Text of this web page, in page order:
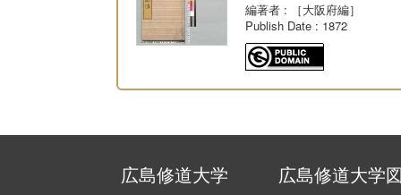
編著者 : ［大阪府編］
Publish Date : 1872
広島修道大学 広島修道大学